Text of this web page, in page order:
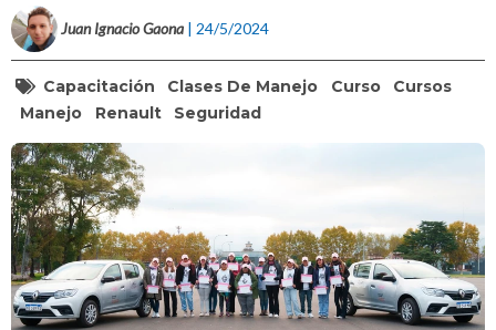
Juan Ignacio Gaona | 24/5/2024
Capacitación Clases De Manejo Curso
Cursos
Manejo
Renault Seguridad